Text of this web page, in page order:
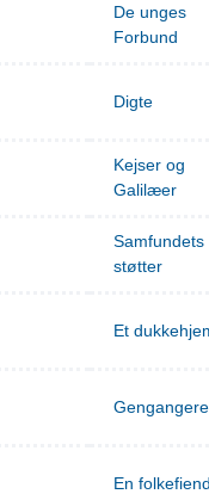
De unges
Forbund
Digte
Kejser og
Galilæer
Samfundets
støtter
Et
Gengangere
En